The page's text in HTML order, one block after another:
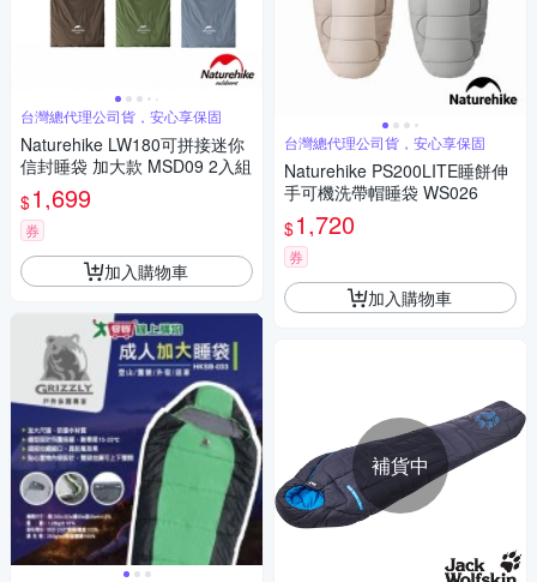
台灣總代理公司貨，安心享保固
Naturehike LW180可拼接迷你
信封睡袋 加大款 MSD09 2入組
$1,699
券
加入購物車
台灣總代理公司貨，安心享保固
Naturehike PS200LITE睡餅伸
手可機洗帶帽睡袋 WS026
$1,720
券
加入購物車
補貨中